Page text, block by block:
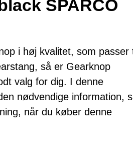
SPARCO
i høj kvalitet, som passer
så er Gearknop
valg for dig. I denne
nødvendige information,
når du køber denne